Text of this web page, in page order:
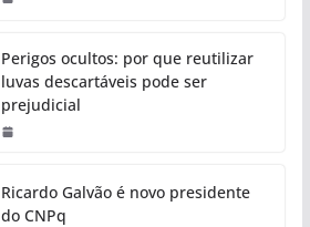
Perigos ocultos: por que reutilizar
luvas descartáveis pode ser
prejudicial
Ricardo Galvão é novo presidente
do CNPq